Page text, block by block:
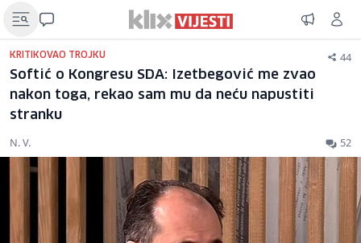
KRITIKOVAO TROJKU 44
Softić o Kongresu SDA: Izetbegović me zvao
nakon toga, rekao sam mu da neću napustiti
stranku
N. V. 52